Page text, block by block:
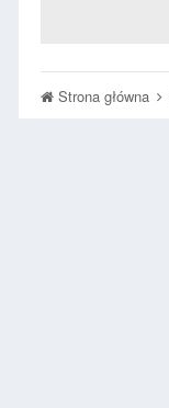
Strona główna